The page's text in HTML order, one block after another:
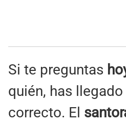
Si te preguntas
quién, has
correcto. El